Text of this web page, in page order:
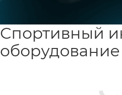
Спортивный
оборудование